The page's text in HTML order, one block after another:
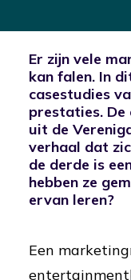
Er zijn vele
kan falen. In
casestudies
prestaties. De
uit de
verhaal dat
de derde is
hebben ze
ervan leren?
Een